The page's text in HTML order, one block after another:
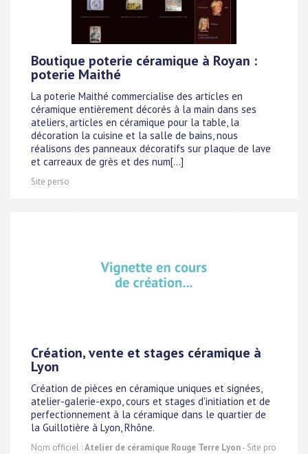
Boutique poterie céramique à Royan :
poterie Maithé
La poterie Maithé commercialise des articles en
céramique entièrement décorés à la main dans ses
ateliers, articles en céramique pour la table, la
décoration la cuisine et la salle de bains, nous
réalisons des panneaux décoratifs sur plaque de lave
et carreaux de grès et des num[...]
Site perso
Création, vente et stages céramique à
Lyon
Création de pièces en céramique uniques et signées,
atelier-galerie-expo, cours et stages d'initiation et de
perfectionnement à la céramique dans le quartier de
la Guillotière à Lyon, Rhône.
Nom officiel :Atelier de céramique Rouge Terre Lyon- Site pro